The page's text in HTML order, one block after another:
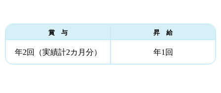
賞 与 昇 給
年2回（実績計2カ月分） 年1回